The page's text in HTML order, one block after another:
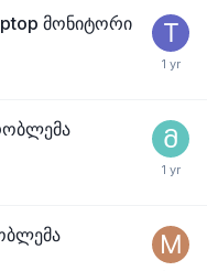
მონიტორი